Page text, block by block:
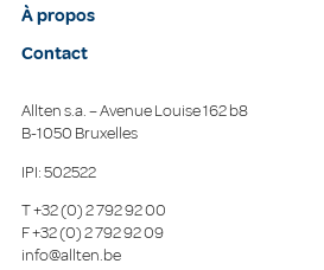
À propos
Contact
Allten s.a. – Avenue Louise 162 b8
B-1050 Bruxelles
IPI: 502522
T+32 (0) 2 792 92 00
F+32 (0) 2 792 92 09
info@allten.be